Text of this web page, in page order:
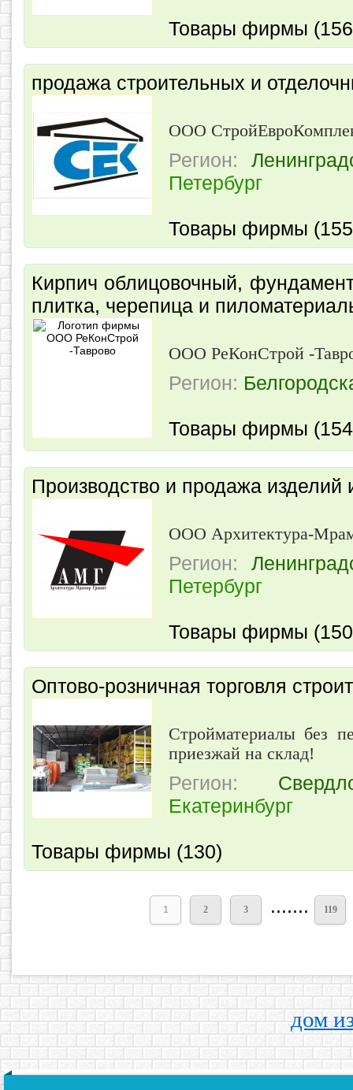
Товары фирмы
продажа строительных и
ООО
Регион:
Петербург
Товары фирмы
Кирпич облицовочный,
плитка, черепица и
ООО РеКонСтрой -
Регион:
Товары фирмы
Производство и продажа изделий
ООО Архитектура-
Регион:
Петербург
Товары фирмы
Оптово-розничная торговля
Стройматериалы без
приезжай на склад!
Регион:
Екатеринбург
Товары фирмы (130)
1 2 3 ....... 119
дом